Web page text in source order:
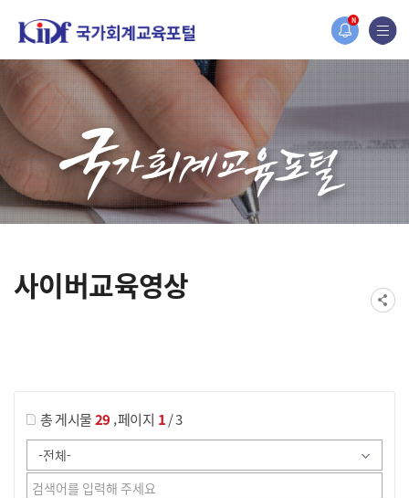
N
홈페이지가 새롭게 개편되었습니다.
한국조세재정연구원홈페이지가 새롭게 개설되었습니다.
사이버교육영상
총 게시물29 ,페이지 1/ 3